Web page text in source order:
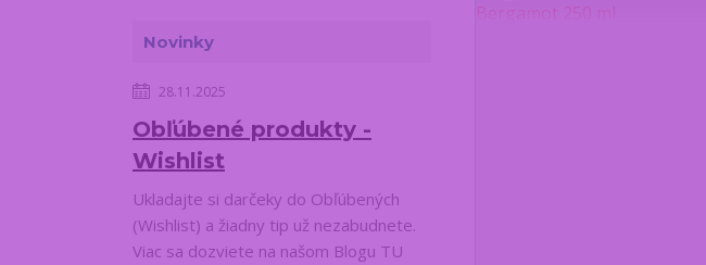
Novinky
28.11.2025
Obľúbené produkty -
Wishlist
Ukladajte si darčeky do Obľúbených
(Wishlist) a žiadny tip už nezabudnete.
Viac sa dozviete na našom Blogu TU